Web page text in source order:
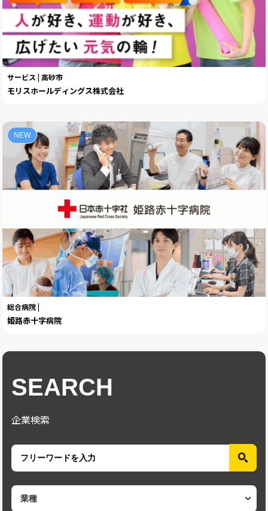
サービス | 高砂市
モリスホールディングス株式会社
NEW
総合病院 |
姫路赤十字病院
SEARCH
企業検索